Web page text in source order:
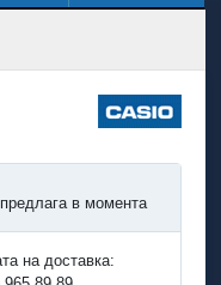
в момента
на доставка: